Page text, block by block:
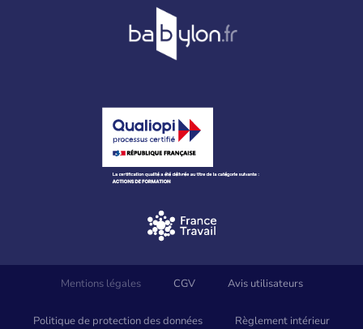
Mentions légales CGV Avis utilisateurs
Politique de protection des données Règlement intérieur